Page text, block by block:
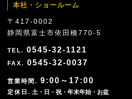
本社・ショールーム
〒417-0002
静岡県富士市依田橋770-5
0545-32-1121
0545-32-0037
9:00～17:00
土・日・祝・年末年始・お盆